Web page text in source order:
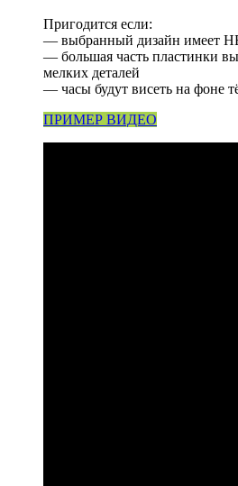
Пригодится если:
— выбранный дизайн имеет
— большая часть пластинки
мелких деталей
— часы будут висеть на фоне
ПРИМЕР ВИДЕО